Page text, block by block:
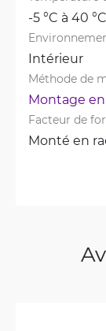
-5 °C à 40 °C
Intérieur
Méthode de
Montage
Facteur de
Monté en